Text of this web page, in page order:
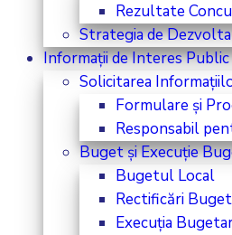
Rezultate
Strategia de
Informații de Interes Public
Solicitarea
Formulare și
Responsabil
Buget și Execuție
Bugetul Local
Rectificări
Execuția